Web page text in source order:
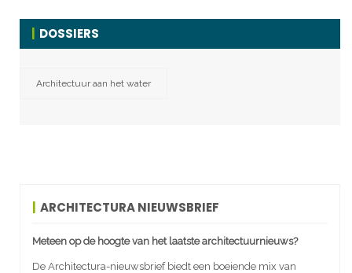
DOSSIERS
Architectuur aan het water
ARCHITECTURA NIEUWSBRIEF
Meteen op de hoogte van het laatste architectuurnieuws?
De Architectura-nieuwsbrief biedt een boeiende mix van